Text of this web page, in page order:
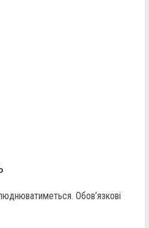
Обов’язкові